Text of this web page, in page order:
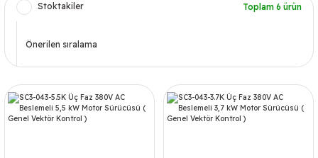
Stoktakiler Toplam 6 ürün